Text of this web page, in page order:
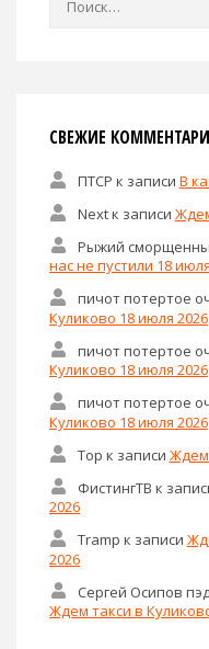
СВЕЖИЕ
ПТСР к записи В
Nextк записи
Рыжий
нас не пустили 18
пичот потертое
Куликово 18 июля 2026
пичот потертое
Куликово 18 июля 2026
пичот потертое
Куликово 18 июля 2026
Тор к записи Ждем
ФистингТВ к
2026
Tramp к записи
2026
Сергей Осипов
Ждем такси в